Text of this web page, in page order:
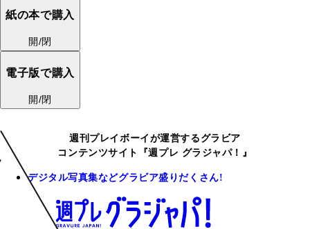
紙の本で購入
開/閉
電子版で購入
開/閉
週刊プレイボーイが運営するグラビア
コンテンツサイト『週プレ グラジャパ！』
デジタル写真集などグラビア盛りだくさん!